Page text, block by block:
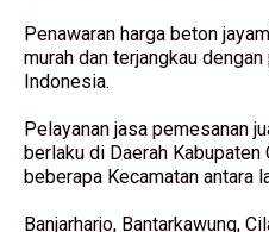
Penawaran harga beton
murah dan terjangkau
Indonesia.
Pelayanan jasa pemesanan
berlaku di Daerah Kabupaten
beberapa Kecamatan antara
Banjarharjo, Bantarkawung,